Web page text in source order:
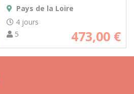
Pays de la Loire
4 jours
5
473,00 €